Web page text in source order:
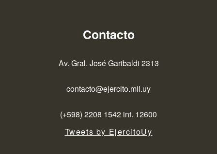
Contacto
Av. Gral. José Garibaldi 2313
contacto@ejercito.mil.uy
(+598) 2208 1542 int. 12600
Tweets by EjercitoUy